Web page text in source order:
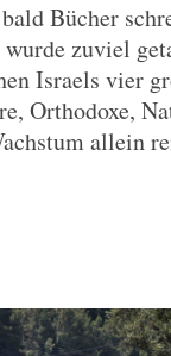
Bücher
zuviel
Israels vier
Orthodoxe,
allein